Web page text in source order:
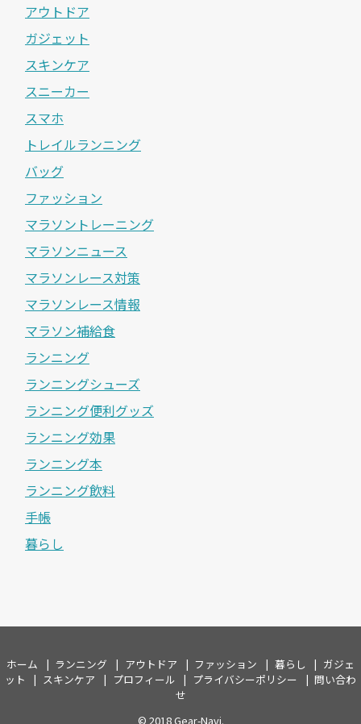
アウトドア
ガジェット
スキンケア
スニーカー
スマホ
トレイルランニング
バッグ
ファッション
マラソントレーニング
マラソンニュース
マラソンレース対策
マラソンレース情報
マラソン補給食
ランニング
ランニングシューズ
ランニング便利グッズ
ランニング効果
ランニング本
ランニング飲料
手帳
暮らし
ホーム ランニング アウトドア ファッション 暮らし
ガジェ
ット
スキンケア プロフィール プライバシーポリシー
問い合わ
せ
© 2018Gear-Navi.